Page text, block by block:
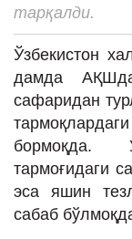
СПОРТ
ТЕХНОЛОГИЯ
тарқалди.
Ўзбекистон
дамда
сафаридан
бормоқда.
тармоғидаги
эса яшин
сабаб